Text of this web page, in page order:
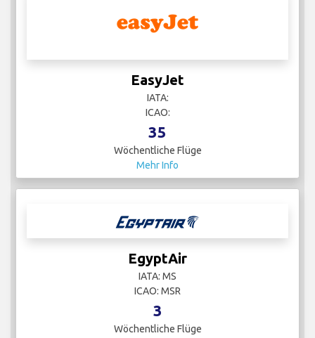
EasyJet
IATA:
ICAO:
35
Wöchentliche Flüge
Mehr Info
EgyptAir
IATA: MS
ICAO: MSR
3
Wöchentliche Flüge